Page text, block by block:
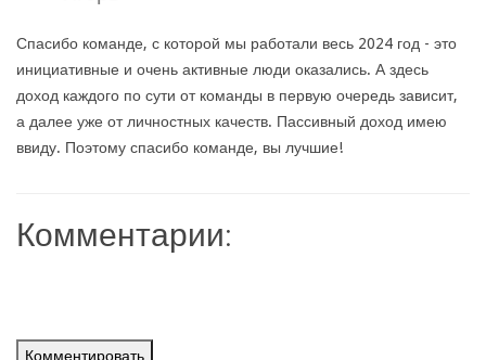
Спасибо команде, с которой мы работали весь 2024 год - это
инициативные и очень активные люди оказались. А здесь
доход каждого по сути от команды в первую очередь зависит,
а далее уже от личностных качеств. Пассивный доход имею
ввиду. Поэтому спасибо команде, вы лучшие!
Комментарии:
Комментировать